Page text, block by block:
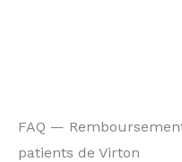
FAQ —
patients de Virton